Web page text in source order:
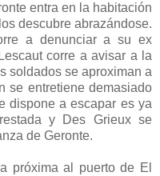
entra en la habitación
descubre abrazándose.
a denunciar a su ex
corre a avisar a la
soldados se aproximan a
se entretiene demasiado
dispone a escapar es ya
y Des Grieux se
de Geronte.
próxima al puerto de El